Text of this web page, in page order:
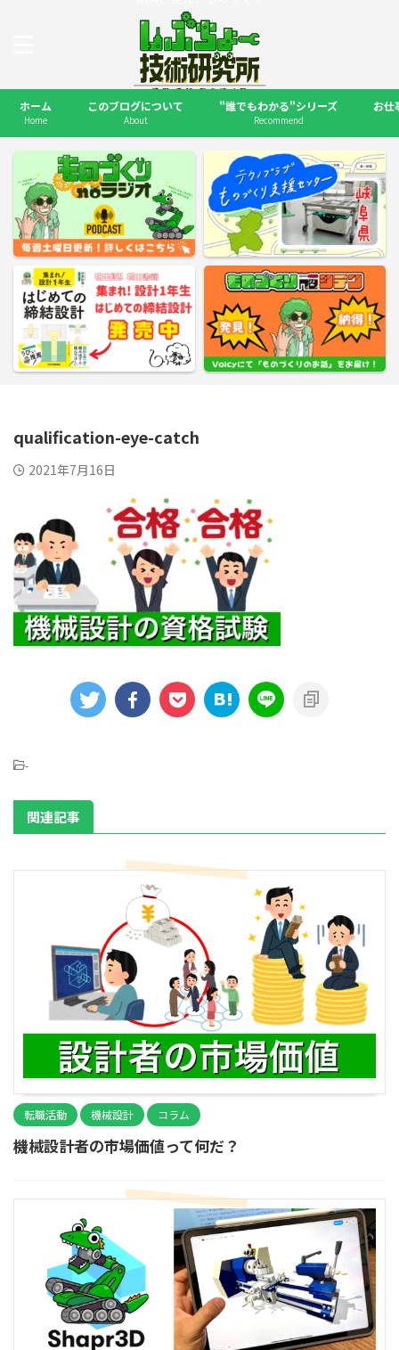
ホーム
Home
このブログについて
About
"誰でもわかる"シリーズ
Recommend
お仕
qualification-eye-catch
2021年7月16日
-
関連記事
転職活動 機械設計 コラム
機械設計者の市場価値って何だ？